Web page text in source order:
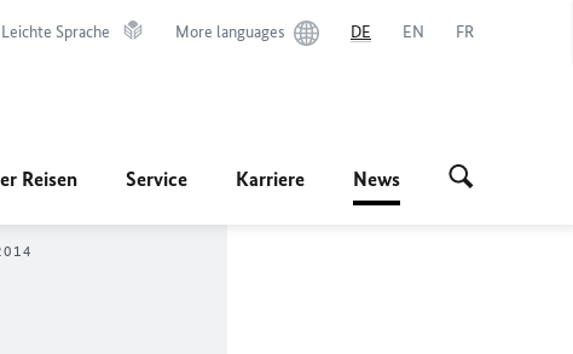
Leichte Sprache More languages DE EN FR
Reisen Service Karriere News